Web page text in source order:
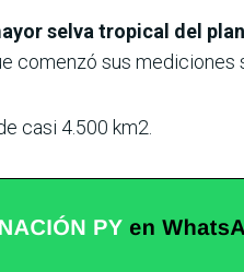
selva tropical del
comenzó sus mediciones
casi 4.500 km2.